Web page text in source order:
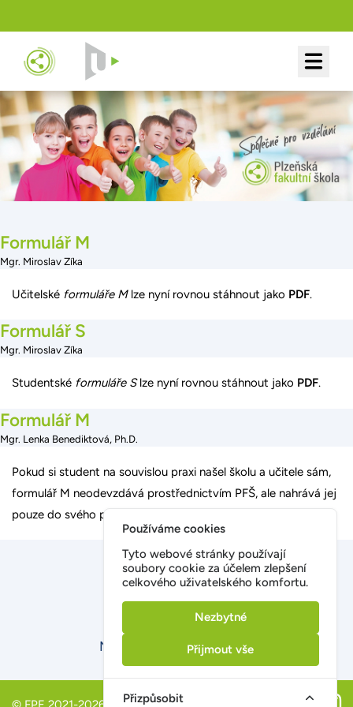
Formulář M
Mgr. Miroslav Zíka
Učitelské formuláře Mlze nyní rovnou stáhnout jako PDF.
Formulář S
Mgr. Miroslav Zíka
Studentské formuláře Slze nyní rovnou stáhnout jako PDF.
Formulář M
Mgr. Lenka Benediktová, Ph.D.
Pokud si student na souvislou praxi našel školu a učitele sám,
formulář M neodevzdává prostřednictvím PFŠ, ale nahrává jej
pouze do svého portfolia
Používáme cookies
Tyto webové stránky používají
soubory cookie za účelem zlepšení
celkového uživatelského komfortu.
Nezbytné
Přijmout vše
Přizpůsobit
CŽV
Naše noviny pro učitele